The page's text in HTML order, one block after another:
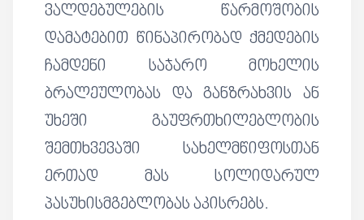
ვალდებულების წარმოშობის
დამატებით წინაპირობად ქმედების
ჩამდენი საჯარო მოხელის
ბრალეულობას და განზრახვის ან
უხეში გაუფრთხილებლობის
შემთხვევაში სახელმწიფოსთან
ერთად მას სოლიდარულ
პასუხისმგებლობას აკისრებს.